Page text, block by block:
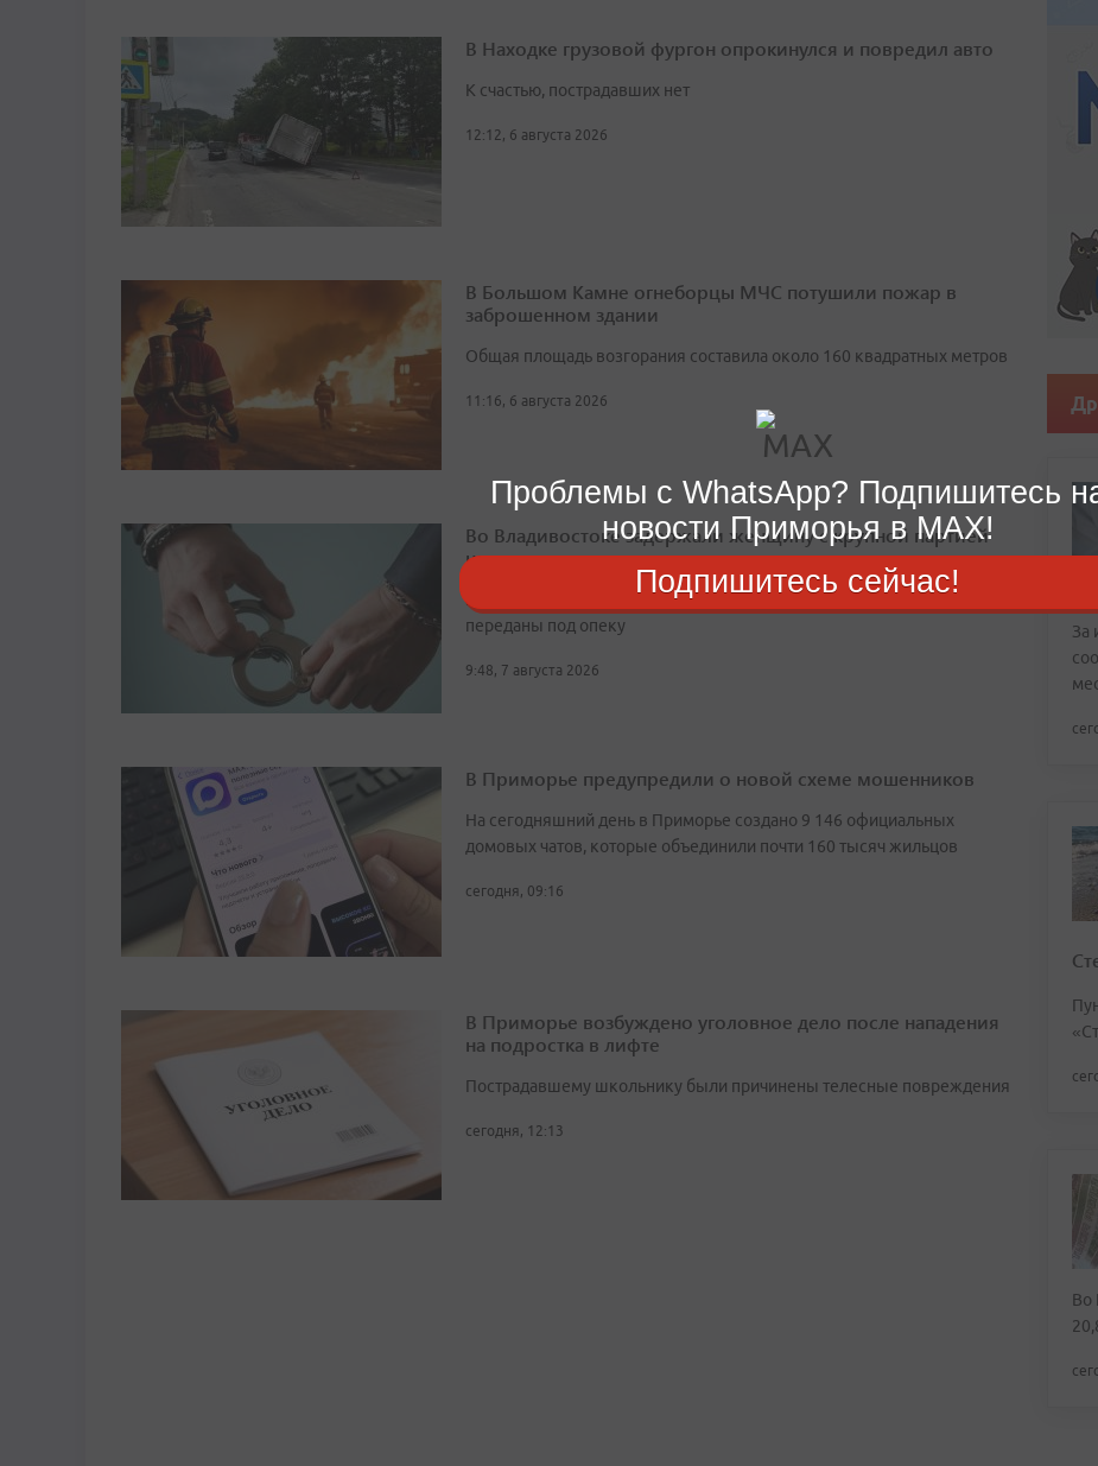
В Находке грузовой фургон опрокинулся и повредил авто
К счастью, пострадавших нет
12:12, 6 августа 2026
В Большом Камне огнеборцы МЧС потушили пожар в
заброшенном здании
Общая площадь возгорания составила около 160 квадратных метров
11:16, 6 августа 2026
Во Владивостоке задержали женщину с крупной партией
наркотиков
Малолетние племянники, которые находились с ней в квартире,
переданы под опеку
9:48, 7 августа 2026
В Приморье предупредили о новой схеме мошенников
На сегодняшний день в Приморье создано 9 146 официальных
домовых чатов, которые объединили почти 160 тысяч жильцов
сегодня, 09:16
В Приморье возбуждено уголовное дело после нападения
на подростка в лифте
Пострадавшему школьнику были причинены телесные повреждения
сегодня, 12:13
За
Во
Проблемы с WhatsApp? Подпишитесь
новости Приморья в MAX!
Подпишитесь сейчас!